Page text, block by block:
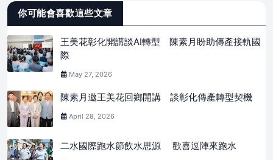
你可能會喜歡這些文章
王美花彰化開講談AI轉型 陳素月盼助傳產接軌國
際
May 27, 2026
陳素月邀王美花回鄉開講 談彰化傳產轉型契機
April 28, 2026
二水國際跑水節飲水思源 歡喜逗陣來跑水